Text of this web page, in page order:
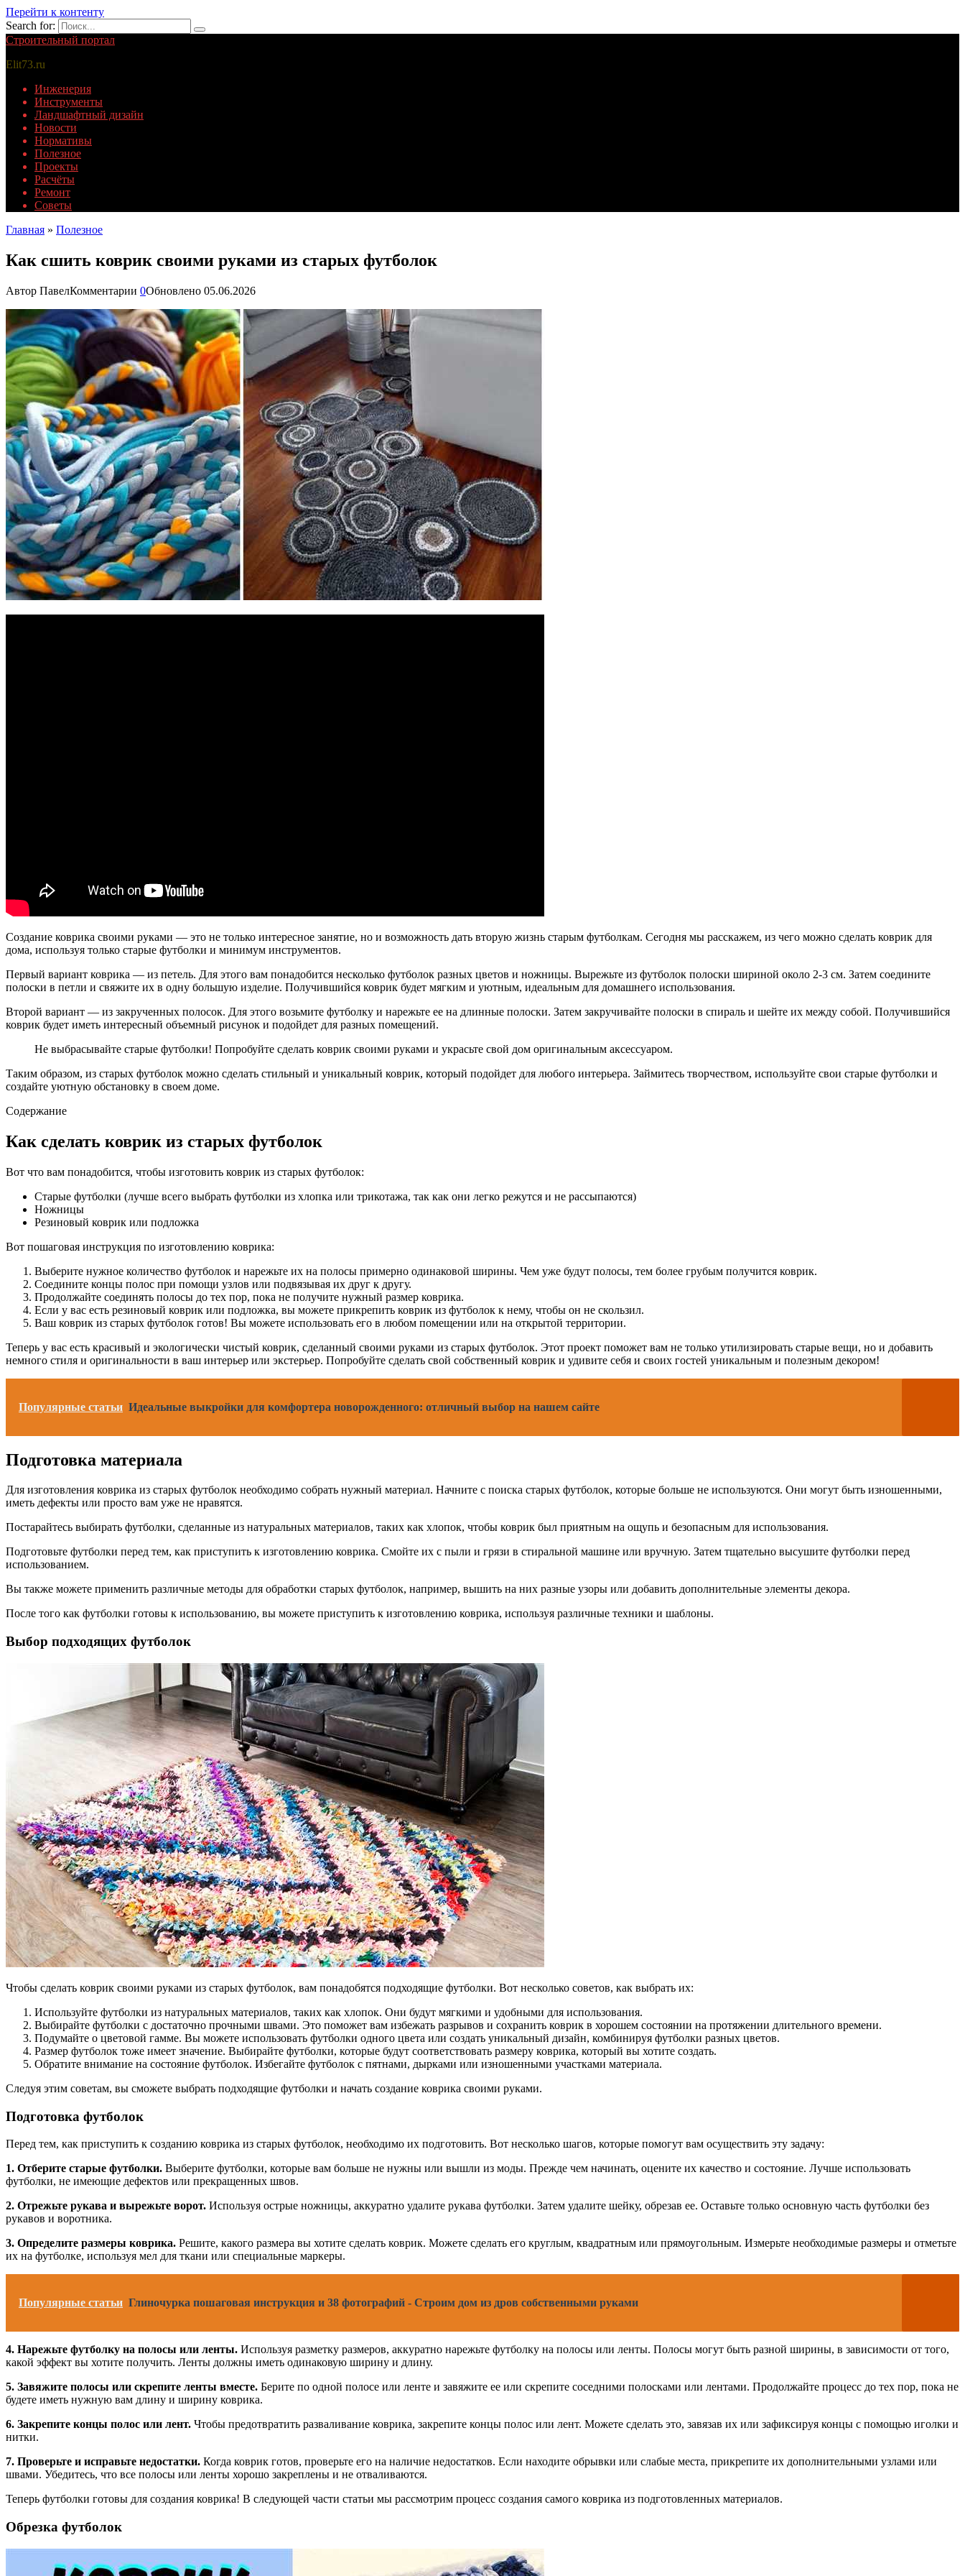
Перейти к контенту
Search for:
Строительный портал
Elit73.ru
Инженерия
Инструменты
Ландшафтный дизайн
Новости
Нормативы
Полезное
Проекты
Расчёты
Ремонт
Советы
Главная » Полезное
Как сшить коврик своими руками из старых футболок
Автор ПавелКомментарии 0Обновлено 05.06.2026
Создание коврика своими руками — это не только интересное занятие, но и возможность дать вторую жизнь старым футболкам. Сегодня мы расскажем, из чего можно сделать коврик для
дома, используя только старые футболки и минимум инструментов.
Первый вариант коврика — из петель. Для этого вам понадобится несколько футболок разных цветов и ножницы. Вырежьте из футболок полоски шириной около 2-3 см. Затем соедините
полоски в петли и свяжите их в одну большую изделие. Получившийся коврик будет мягким и уютным, идеальным для домашнего использования.
Второй вариант — из закрученных полосок. Для этого возьмите футболку и нарежьте ее на длинные полоски. Затем закручивайте полоски в спираль и шейте их между собой. Получившийся
коврик будет иметь интересный объемный рисунок и подойдет для разных помещений.
Не выбрасывайте старые футболки! Попробуйте сделать коврик своими руками и украсьте свой дом оригинальным аксессуаром.
Таким образом, из старых футболок можно сделать стильный и уникальный коврик, который подойдет для любого интерьера. Займитесь творчеством, используйте свои старые футболки и
создайте уютную обстановку в своем доме.
Содержание
Как сделать коврик из старых футболок
Вот что вам понадобится, чтобы изготовить коврик из старых футболок:
Старые футболки (лучше всего выбрать футболки из хлопка или трикотажа, так как они легко режутся и не рассыпаются)
Ножницы
Резиновый коврик или подложка
Вот пошаговая инструкция по изготовлению коврика:
Выберите нужное количество футболок и нарежьте их на полосы примерно одинаковой ширины. Чем уже будут полосы, тем более грубым получится коврик.
Соедините концы полос при помощи узлов или подвязывая их друг к другу.
Продолжайте соединять полосы до тех пор, пока не получите нужный размер коврика.
Если у вас есть резиновый коврик или подложка, вы можете прикрепить коврик из футболок к нему, чтобы он не скользил.
Ваш коврик из старых футболок готов! Вы можете использовать его в любом помещении или на открытой территории.
Теперь у вас есть красивый и экологически чистый коврик, сделанный своими руками из старых футболок. Этот проект поможет вам не только утилизировать старые вещи, но и добавить
немного стиля и оригинальности в ваш интерьер или экстерьер. Попробуйте сделать свой собственный коврик и удивите себя и своих гостей уникальным и полезным декором!
Популярные статьи Идеальные выкройки для комфортера новорожденного: отличный выбор на нашем сайте
Подготовка материала
Для изготовления коврика из старых футболок необходимо собрать нужный материал. Начните с поиска старых футболок, которые больше не используются. Они могут быть изношенными,
иметь дефекты или просто вам уже не нравятся.
Постарайтесь выбирать футболки, сделанные из натуральных материалов, таких как хлопок, чтобы коврик был приятным на ощупь и безопасным для использования.
Подготовьте футболки перед тем, как приступить к изготовлению коврика. Смойте их с пыли и грязи в стиральной машине или вручную. Затем тщательно высушите футболки перед
использованием.
Вы также можете применить различные методы для обработки старых футболок, например, вышить на них разные узоры или добавить дополнительные элементы декора.
После того как футболки готовы к использованию, вы можете приступить к изготовлению коврика, используя различные техники и шаблоны.
Выбор подходящих футболок
Чтобы сделать коврик своими руками из старых футболок, вам понадобятся подходящие футболки. Вот несколько советов, как выбрать их:
Используйте футболки из натуральных материалов, таких как хлопок. Они будут мягкими и удобными для использования.
Выбирайте футболки с достаточно прочными швами. Это поможет вам избежать разрывов и сохранить коврик в хорошем состоянии на протяжении длительного времени.
Подумайте о цветовой гамме. Вы можете использовать футболки одного цвета или создать уникальный дизайн, комбинируя футболки разных цветов.
Размер футболок тоже имеет значение. Выбирайте футболки, которые будут соответствовать размеру коврика, который вы хотите создать.
Обратите внимание на состояние футболок. Избегайте футболок с пятнами, дырками или изношенными участками материала.
Следуя этим советам, вы сможете выбрать подходящие футболки и начать создание коврика своими руками.
Подготовка футболок
Перед тем, как приступить к созданию коврика из старых футболок, необходимо их подготовить. Вот несколько шагов, которые помогут вам осуществить эту задачу:
1. Отберите старые футболки. Выберите футболки, которые вам больше не нужны или вышли из моды. Прежде чем начинать, оцените их качество и состояние. Лучше использовать
футболки, не имеющие дефектов или прекращенных швов.
2. Отрежьте рукава и вырежьте ворот. Используя острые ножницы, аккуратно удалите рукава футболки. Затем удалите шейку, обрезав ее. Оставьте только основную часть футболки без
рукавов и воротника.
3. Определите размеры коврика. Решите, какого размера вы хотите сделать коврик. Можете сделать его круглым, квадратным или прямоугольным. Измерьте необходимые размеры и отметьте
их на футболке, используя мел для ткани или специальные маркеры.
Популярные статьи Глиночурка пошаговая инструкция и 38 фотографий - Строим дом из дров собственными руками
4. Нарежьте футболку на полосы или ленты. Используя разметку размеров, аккуратно нарежьте футболку на полосы или ленты. Полосы могут быть разной ширины, в зависимости от того,
какой эффект вы хотите получить. Ленты должны иметь одинаковую ширину и длину.
5. Завяжите полосы или скрепите ленты вместе. Берите по одной полосе или ленте и завяжите ее или скрепите соседними полосками или лентами. Продолжайте процесс до тех пор, пока не
будете иметь нужную вам длину и ширину коврика.
6. Закрепите концы полос или лент. Чтобы предотвратить разваливание коврика, закрепите концы полос или лент. Можете сделать это, завязав их или зафиксируя концы с помощью иголки и
нитки.
7. Проверьте и исправьте недостатки. Когда коврик готов, проверьте его на наличие недостатков. Если находите обрывки или слабые места, прикрепите их дополнительными узлами или
швами. Убедитесь, что все полосы или ленты хорошо закреплены и не отваливаются.
Теперь футболки готовы для создания коврика! В следующей части статьи мы рассмотрим процесс создания самого коврика из подготовленных материалов.
Обрезка футболок